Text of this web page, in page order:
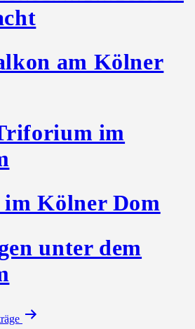
am Kölner
im
im Kölner Dom
unter dem